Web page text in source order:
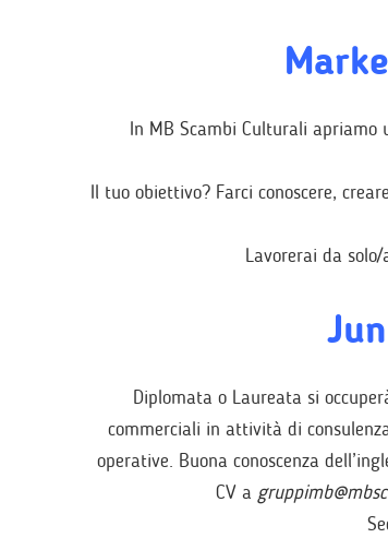
In MB Scambi Culturali apriamo
Il tuo obiettivo? Farci conoscere,
Lavorerai da
Diplomata o Laureata si
commerciali in attività di
operative. Buona conoscenza
CV a